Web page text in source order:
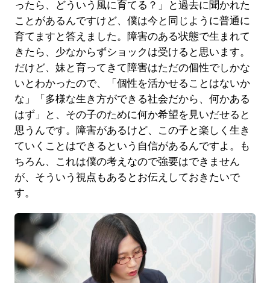
ったら、どういう風に育てる？」と過去に聞かれた
ことがあるんですけど、僕は今と同じように普通に
育てますと答えました。障害のある状態で生まれて
きたら、少なからずショックは受けると思います。
だけど、妹と育ってきて障害はただの個性でしかな
いとわかったので、「個性を活かせることはないか
な」「多様な生き方ができる社会だから、何かある
はず」と、その子のために何か希望を見いだせると
思うんです。障害があるけど、この子と楽しく生き
ていくことはできるという自信があるんですよ。も
ちろん、これは僕の考えなので強要はできません
が、そういう視点もあるとお伝えしておきたいで
す。